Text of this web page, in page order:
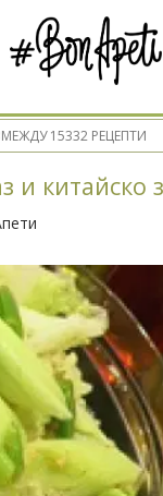
и китайскo